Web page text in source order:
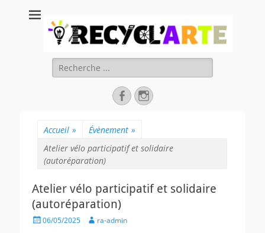
Recycl'Arte, faire
soi-même et
réduire les
déchets
Rechercher :
FacebookInstagram
Accueil » Évènement »
Atelier vélo participatif et solidaire
(autoréparation)
Atelier vélo participatif et solidaire
(autoréparation)
Posted06/05/2025 Authorra-admin